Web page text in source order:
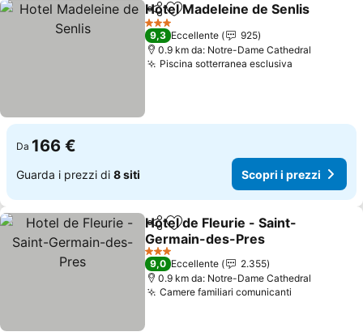
CondividiAggiungi ai preferiti
Hotel Madeleine de Senlis
3 Stelle
9,3 Eccellente
925
0.9 km da: Notre-Dame Cathedral
Piscina sotterranea esclusiva
Da 166 €
Guarda i prezzi di 8 siti Scopri i prezzi
CondividiAggiungi ai preferiti
Hotel de Fleurie - Saint-
Germain-des-Pres
3 Stelle
9,0 Eccellente
2.355
0.9 km da: Notre-Dame Cathedral
Camere familiari comunicanti